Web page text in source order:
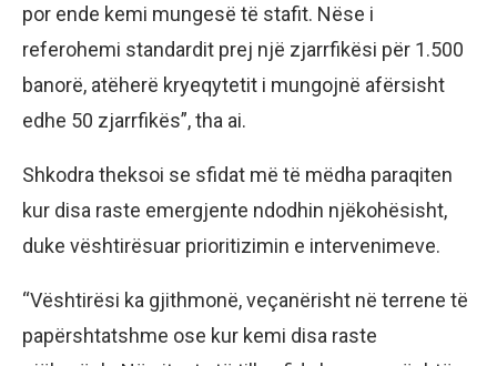
por ende kemi mungesë të stafit. Nëse i
referohemi standardit prej një zjarrfikësi për 1.500
banorë, atëherë kryeqytetit i mungojnë afërsisht
edhe 50 zjarrfikës”, tha ai.
Shkodra theksoi se sfidat më të mëdha paraqiten
kur disa raste emergjente ndodhin njëkohësisht,
duke vështirësuar prioritizimin e intervenimeve.
“Vështirësi ka gjithmonë, veçanërisht në terrene të
papërshtatshme ose kur kemi disa raste